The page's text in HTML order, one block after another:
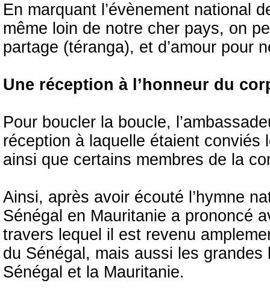
En marquant l’évènement national
même loin de notre cher pays, on
partage (téranga), et d’amour pour
Une réception à l’honneur du
Pour boucler la boucle,
réception à laquelle étaient conviés
ainsi que certains membres de la
Ainsi, après avoir écouté l’hymne
Sénégal en Mauritanie a prononcé
travers lequel il est revenu
du Sénégal, mais aussi les
Sénégal et la Mauritanie.